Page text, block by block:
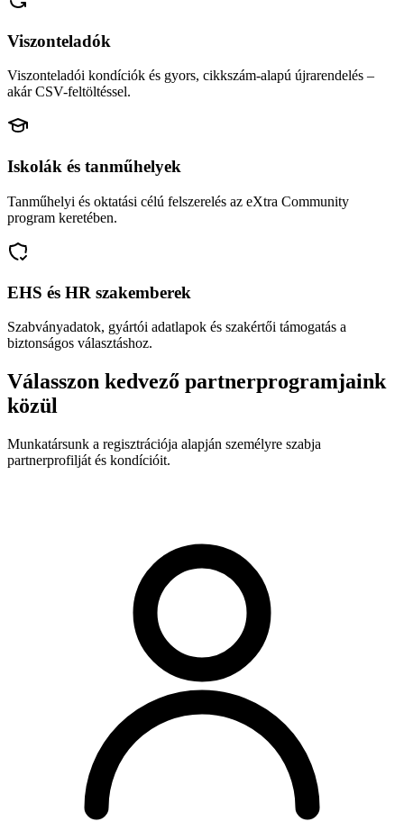
Viszonteladók
Viszonteladói kondíciók és gyors, cikkszám-alapú újrarendelés –
akár CSV-feltöltéssel.
Iskolák és tanműhelyek
Tanműhelyi és oktatási célú felszerelés az eXtra Community
program keretében.
EHS és HR szakemberek
Szabványadatok, gyártói adatlapok és szakértői támogatás a
biztonságos választáshoz.
Válasszon kedvező partnerprogramjaink
közül
Munkatársunk a regisztrációja alapján személyre szabja
partnerprofilját és kondícióit.